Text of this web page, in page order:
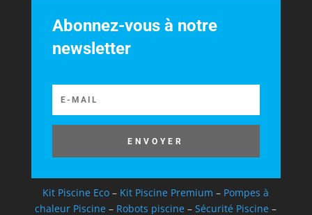
Abonnez-vous à notre
newsletter
ENVOYER
Kit Piscine Eco – Kit Piscine Premium – Pompes à
chaleur Piscine – Robots piscine –Sécurité Piscine –